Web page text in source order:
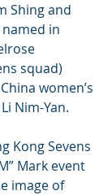
Shing and
named in
squad)
women’s
Nim-Yan.
Kong Sevens
Mark event
image of